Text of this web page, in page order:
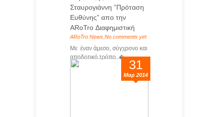
Σταυρογιάννη ”Πρόταση
Ευθύνης” απο την
ARoTro Διαφημιστική
ARoTro News No comments yet
Με έναν άμεσο, σύγχρονο και
αποδοτικό τρόπο �...
31
Μαρ 2014